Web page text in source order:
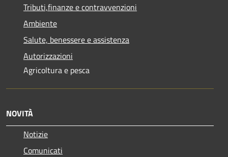
Tributi,finanze e contravvenzioni
Ambiente
Salute, benessere e assistenza
Autorizzazioni
Agricoltura e pesca
NOVITÀ
Notizie
Comunicati